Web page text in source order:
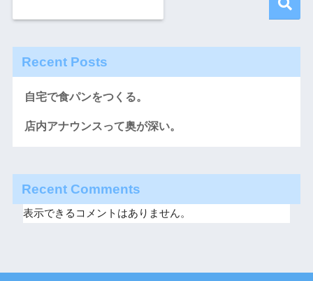
Recent Posts
自宅で食パンをつくる。
店内アナウンスって奥が深い。
Recent Comments
表示できるコメントはありません。